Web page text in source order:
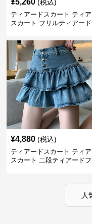
¥5,260 (税込)
ティアードスカート ティ
スカート フリルティアー
¥4,880 (税込)
ティアードスカート ティ
スカート 二段ティアード
人